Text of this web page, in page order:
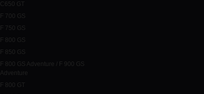
C650 GT
F 700 GS
F 750 GS
F 800 GS
F 850 GS
F 800 GS Adventure / F 900 GS
Adventure
F 800 GT